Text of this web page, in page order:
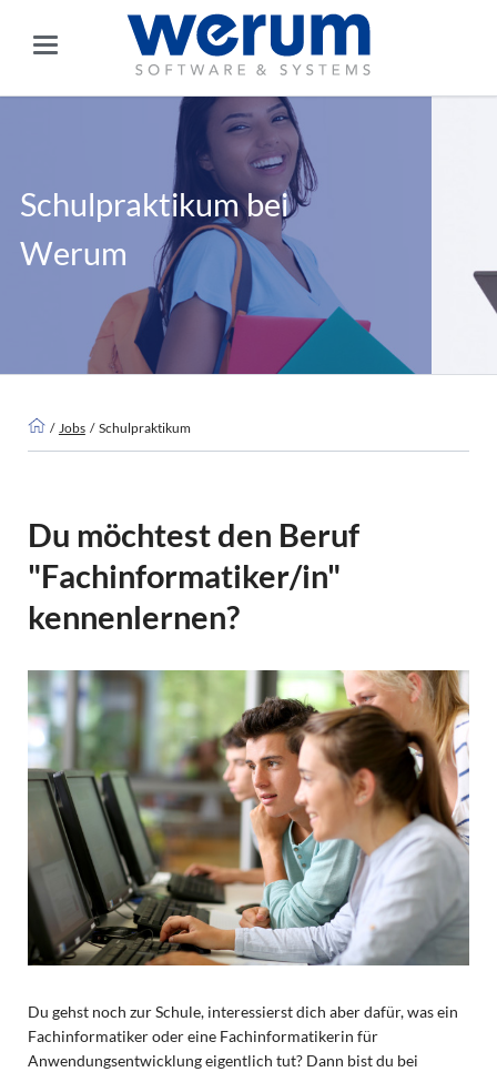
Schulpraktikum bei
Werum
Jobs Schulpraktikum
Du möchtest den Beruf
"Fachinformatiker/in"
kennenlernen?
Du gehst noch zur Schule, interessierst dich aber dafür, was ein
Fachinformatiker oder eine Fachinformatikerin für
Anwendungsentwicklung eigentlich tut? Dann bist du bei